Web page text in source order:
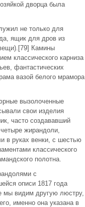
дворца была
не только для
ящик для дров из
Камины
классического карниза
фантастических
вазой белого мрамора
вызолоченные
свои изделия
часто создававший
жирандоли,
в руках венки, с шестью
классического
полотна.
с
описи 1817 года
мы видим другую люстру,
именно она указана в